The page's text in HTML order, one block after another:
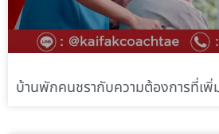
บ้านพักคนชรากับความต้องการที่เพิ่